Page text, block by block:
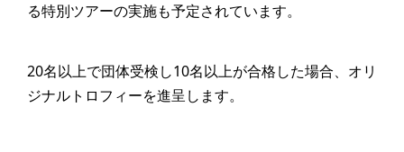
る特別ツアーの実施も予定されています。
20名以上で団体受検し10名以上が合格した場合、オリ
ジナルトロフィーを進呈します。